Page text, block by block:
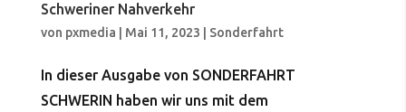
Schweriner Nahverkehr
von pxmedia Mai 11, 2023 Sonderfahrt
In dieser Ausgabe von SONDERFAHRT
SCHWERIN haben wir uns mit dem